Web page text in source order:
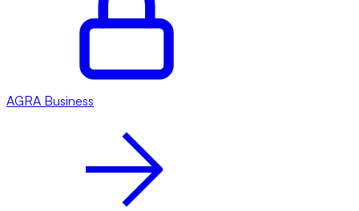
AGRA Business